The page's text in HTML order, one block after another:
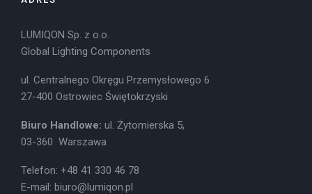
LUMIQON Sp. z o.o.
Global Lighting Components
ul. Centralnego Okręgu Przemysłowego 6
27-400 Ostrowiec Świętokrzyski
Biuro Handlowe: ul. Żytomierska 5,
03-360 Warszawa
Telefon: +48 41 330 46 78
E-mail: biuro@lumiqon.pl